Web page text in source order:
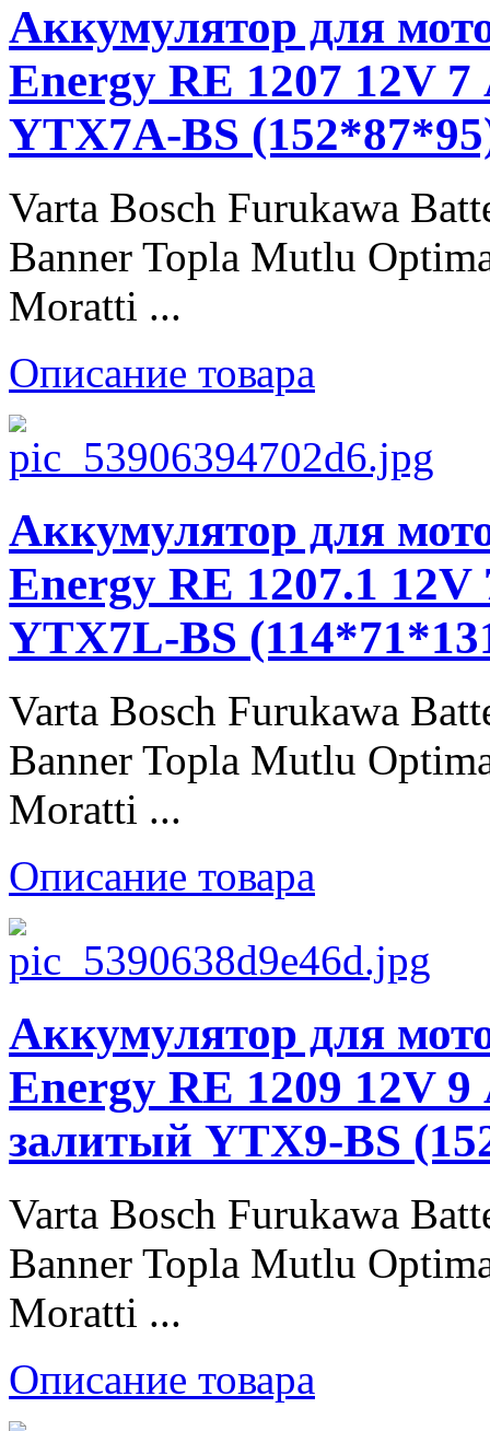
Аккумулятор для
Energy RE 1207 12V
YTX7A-BS
Varta Bosch Furukawa
Banner Topla Mutlu
Moratti ...
Описание товара
Аккумулятор для
Energy RE 1207.1
YTX7L-BS
Varta Bosch Furukawa
Banner Topla Mutlu
Moratti ...
Описание товара
Аккумулятор для
Energy RE 1209 12V
залитый YTX9-BS
Varta Bosch Furukawa
Banner Topla Mutlu
Moratti ...
Описание товара